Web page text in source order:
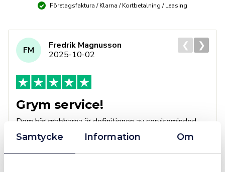
Samtycke Information Om
Företagsfaktura / Klarna / Kortbetalning / Leasing
FM
Fredrik Magnusson
2025-10-02
Grym service!
Dom här grabbarna är definitionen av serviceminded.
Trots en billigare order, som det blev lite strul med,
så agerade dom blixtsnabbt och löste det långt över
förväntan. Hade kontakt med Alexander, som förtjänar
❮ ❯